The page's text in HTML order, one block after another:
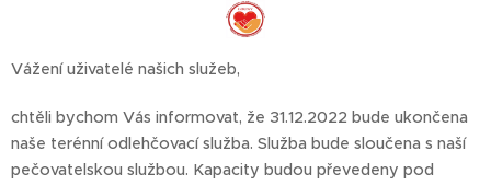
Vážení uživatelé našich služeb,
chtěli bychom Vás informovat, že 31.12.2022 bude ukončena
naše terénní odlehčovací služba. Služba bude sloučena s naší
pečovatelskou službou. Kapacity budou převedeny pod